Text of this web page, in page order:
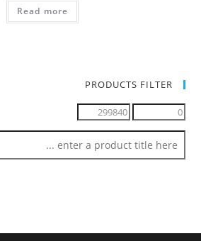
Read more
PRODUCTS FILTER